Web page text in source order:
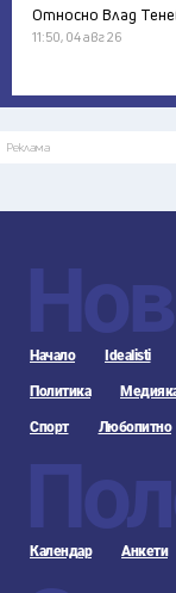
Относно Влад
11:50, 04 авг 26
Реклама
Начало Idealisti
Политика
Спорт Любопитно
Календар Анкети